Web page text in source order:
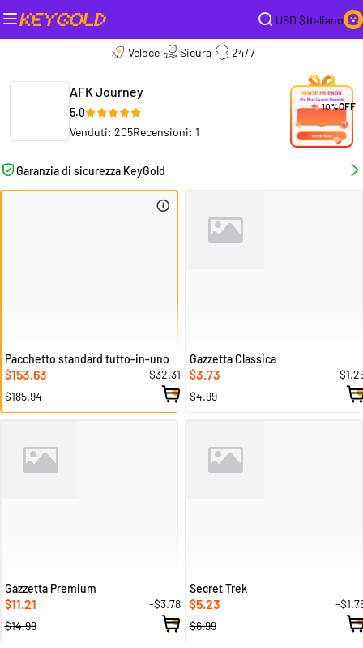
USD $Italiano
Veloce Sicura 24/7
AFK Journey
5.0
Venduti: 205Recensioni: 1
10%OFF
Garanzia di sicurezza KeyGold
Pacchetto standard tutto-in-uno
$153.63
-$32.31
$185.94
Gazzetta Classica
$3.73
-
$4.99
Gazzetta Premium
$11.21
-$3.78
$14.99
Secret Trek
$5.23
-
$6.99